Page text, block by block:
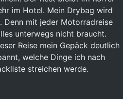
im Hotel. Mein Drybag wird
Denn mit jeder Motorradreise
unterwegs nicht braucht.
Reise mein Gepäck deutlich
welche Dinge ich nach
streichen werde.